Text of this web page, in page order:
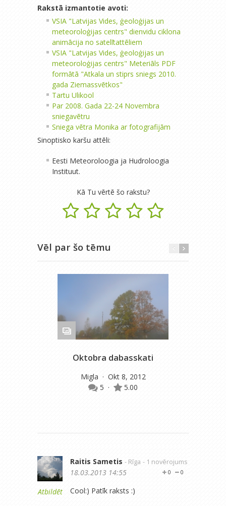
Rakstā izmantotie avoti:
VSIA "Latvijas Vides, ģeoloģijas un
meteoroloģijas centrs" dienvidu ciklona
animācija no satelītattēliem
VSIA "Latvijas Vides, ģeoloģijas un
meteoroloģijas centrs" Meteriāls PDF
formātā "Atkala un stiprs sniegs 2010.
gada Ziemassvētkos"
Tartu Ulikool
Par 2008. Gada 22-24 Novembra
sniegavētru
Sniega vētra Monika ar fotografijām
Sinoptisko karšu attēli:
Eesti Meteoroloogia ja Hudroloogia
Instituut.
Kā Tu vērtē šo rakstu?
Vēl par šo tēmu
Oktobra dabasskati
Migla · Okt 8, 2012
5 · 5.00
Atbildēt
Raitis Sametis - Rīga - 1 novērojums
0
0
18.03.2013 14:55
Cool:) Patīk raksts :)